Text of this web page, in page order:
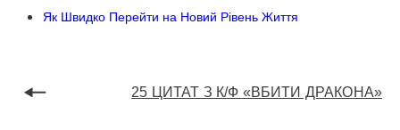
Як Швидко Перейти на Новий Рівень Життя
25 ЦИТАТ З К/Ф «ВБИТИ ДРАКОНА»